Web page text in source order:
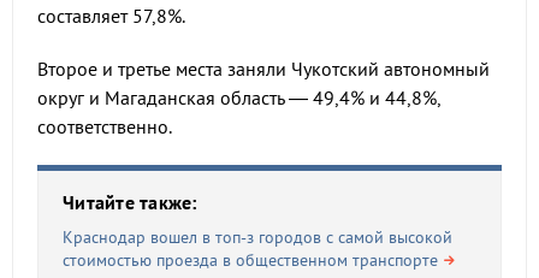
составляет 57,8%.
Второе и третье места заняли Чукотский автономный
округ и Магаданская область — 49,4% и 44,8%,
соответственно.
Читайте также:
Краснодар вошел в топ-з городов с самой высокой
стоимостью проезда в общественном транспорте